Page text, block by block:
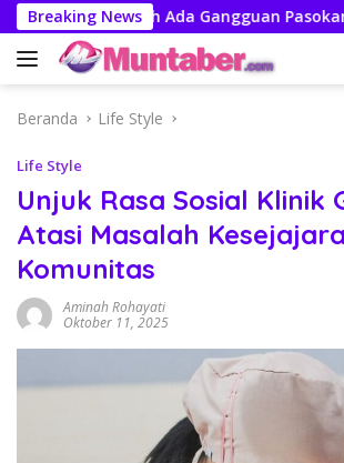
Langsung
ke
konten
Breaking News
Tak Boleh Ada Gangguan Pasokan
Beranda Life Style
Life Style
Unjuk Rasa Sosial Klinik
Atasi Masalah
Komunitas
Aminah Rohayati
Oktober 11, 2025